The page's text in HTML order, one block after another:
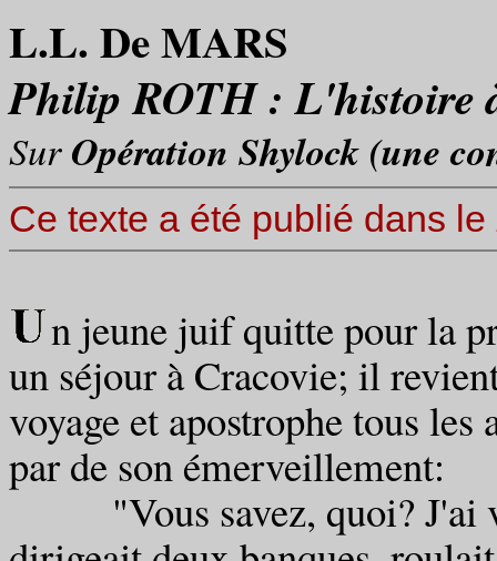
L.L. De MARS
Philip ROTH : L'histoire
SurOpération Shylock (une
Ce texte a été publié dans le
n jeune juif quitte pour la
un séjour à Cracovie; il
voyage et apostrophe tous
par de son émerveillement:
"Vous savez, quoi? J'ai